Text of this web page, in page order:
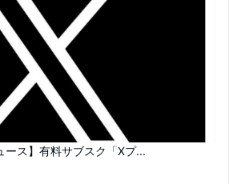
ース】有料サブスク「Xプ...